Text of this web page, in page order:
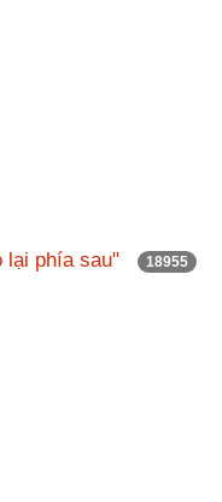
lại phía sau" 18955